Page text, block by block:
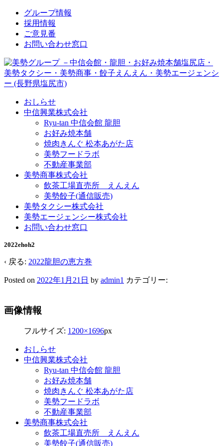
ン
テ
ン
グループ情報
採用情報
ご意見番
お問い合わせ窓口
おしらせ
中信興業株式会社
Ryu-tan 中信会館 龍胆
お好み焼本舗
焼肉きんぐ 松本あがた店
美勢フードラボ
不動産事業部
美勢商事株式会社
飲茶工場直売所 えんえん
美勢餃子(通信販売)
美勢タクシー株式会社
美勢エージェンシー株式会社
お問い合わせ窓口
2022ehoh2
‹ 戻る: 2022龍胆の恵方巻
Posted on 2022年1月21日 by admin1 カテゴリー:
画像情報
フルサイズ: 1200×1696px
おしらせ
中信興業株式会社
Ryu-tan 中信会館 龍胆
お好み焼本舗
焼肉きんぐ 松本あがた店
美勢フードラボ
不動産事業部
美勢商事株式会社
飲茶工場直売所 えんえん
美勢餃子(通信販売)